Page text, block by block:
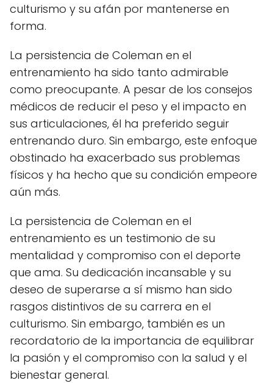
culturismo y su afán por mantenerse en
forma.
La persistencia de Coleman en el
entrenamiento ha sido tanto admirable
como preocupante. A pesar de los consejos
médicos de reducir el peso y el impacto en
sus articulaciones, él ha preferido seguir
entrenando duro. Sin embargo, este enfoque
obstinado ha exacerbado sus problemas
físicos y ha hecho que su condición empeore
aún más.
La persistencia de Coleman en el
entrenamiento es un testimonio de su
mentalidad y compromiso con el deporte
que ama. Su dedicación incansable y su
deseo de superarse a sí mismo han sido
rasgos distintivos de su carrera en el
culturismo. Sin embargo, también es un
recordatorio de la importancia de equilibrar
la pasión y el compromiso con la salud y el
bienestar general.